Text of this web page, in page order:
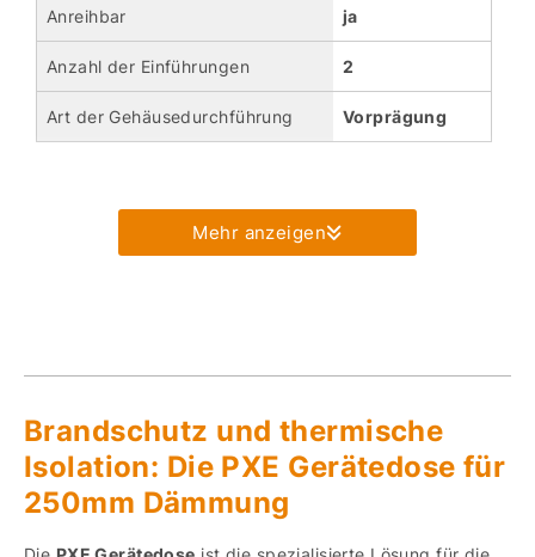
Anreihbar ja
Anzahl der Einführungen 2
Art der Gehäusedurchführung Vorprägung
Mehr anzeigen
Brandschutz und thermische
Isolation: Die PXE Gerätedose für
250mm Dämmung